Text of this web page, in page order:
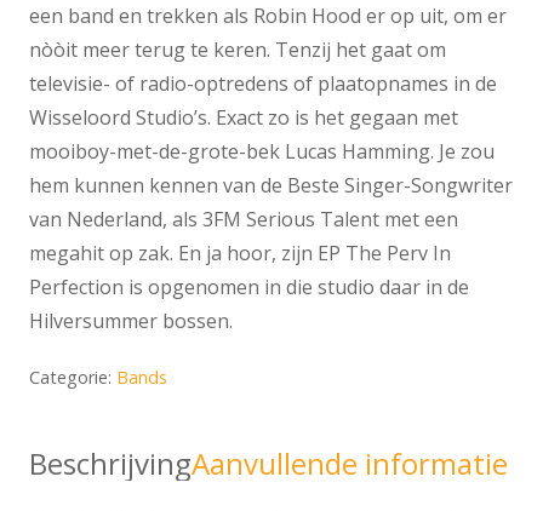
een band en trekken als Robin Hood er op uit, om er
nòòit meer terug te keren. Tenzij het gaat om
televisie- of radio-optredens of plaatopnames in de
Wisseloord Studio’s. Exact zo is het gegaan met
mooiboy-met-de-grote-bek Lucas Hamming. Je zou
hem kunnen kennen van de Beste Singer-Songwriter
van Nederland, als 3FM Serious Talent met een
megahit op zak. En ja hoor, zijn EP The Perv In
Perfection is opgenomen in die studio daar in de
Hilversummer bossen.
Categorie: Bands
BeschrijvingAanvullende informatie